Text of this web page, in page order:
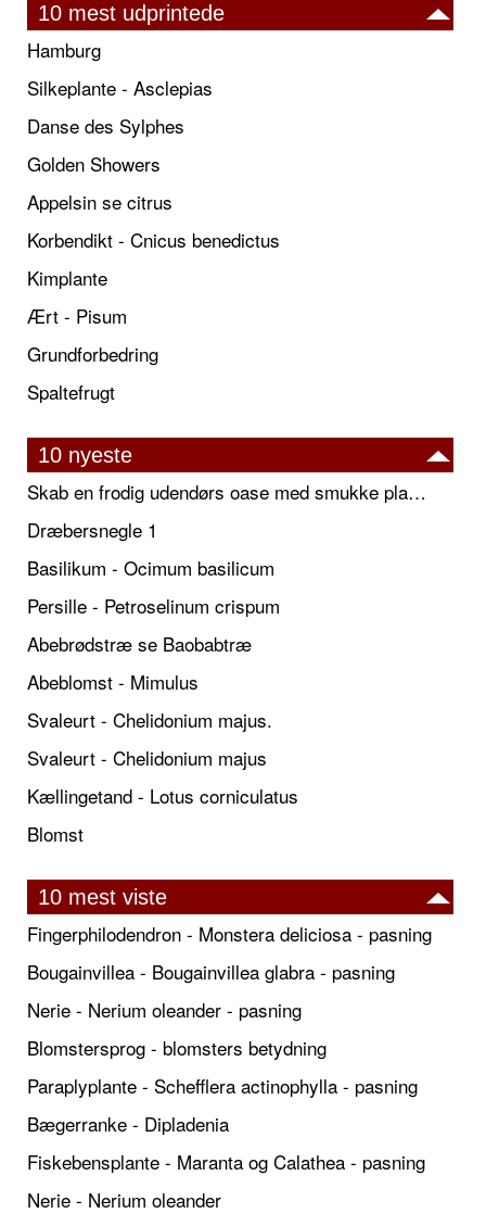
10 mest udprintede
Hamburg
Silkeplante - Asclepias
Danse des Sylphes
Golden Showers
Appelsin se citrus
Korbendikt - Cnicus benedictus
Kimplante
Ært - Pisum
Grundforbedring
Spaltefrugt
10 nyeste
Skab en frodig udendørs oase med smukke plantekrukker og elegante espalier
Dræbersnegle 1
Basilikum - Ocimum basilicum
Persille - Petroselinum crispum
Abebrødstræ se Baobabtræ
Abeblomst - Mimulus
Svaleurt - Chelidonium majus.
Svaleurt - Chelidonium majus
Kællingetand - Lotus corniculatus
Blomst
10 mest viste
Fingerphilodendron - Monstera deliciosa - pasning
Bougainvillea - Bougainvillea glabra - pasning
Nerie - Nerium oleander - pasning
Blomstersprog - blomsters betydning
Paraplyplante - Schefflera actinophylla - pasning
Bægerranke - Dipladenia
Fiskebensplante - Maranta og Calathea - pasning
Nerie - Nerium oleander